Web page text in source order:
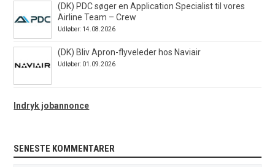
(DK) PDC søger en Application Specialist til vores
Airline Team – Crew
Udløber: 14.08.2026
(DK) Bliv Apron-flyveleder hos Naviair
Udløber: 01.09.2026
Indryk jobannonce
SENESTE KOMMENTARER